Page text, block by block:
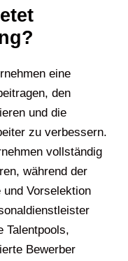
eine
den
und die
zu verbessern.
vollständig
während der
Vorselektion
Talentpools,
Bewerber